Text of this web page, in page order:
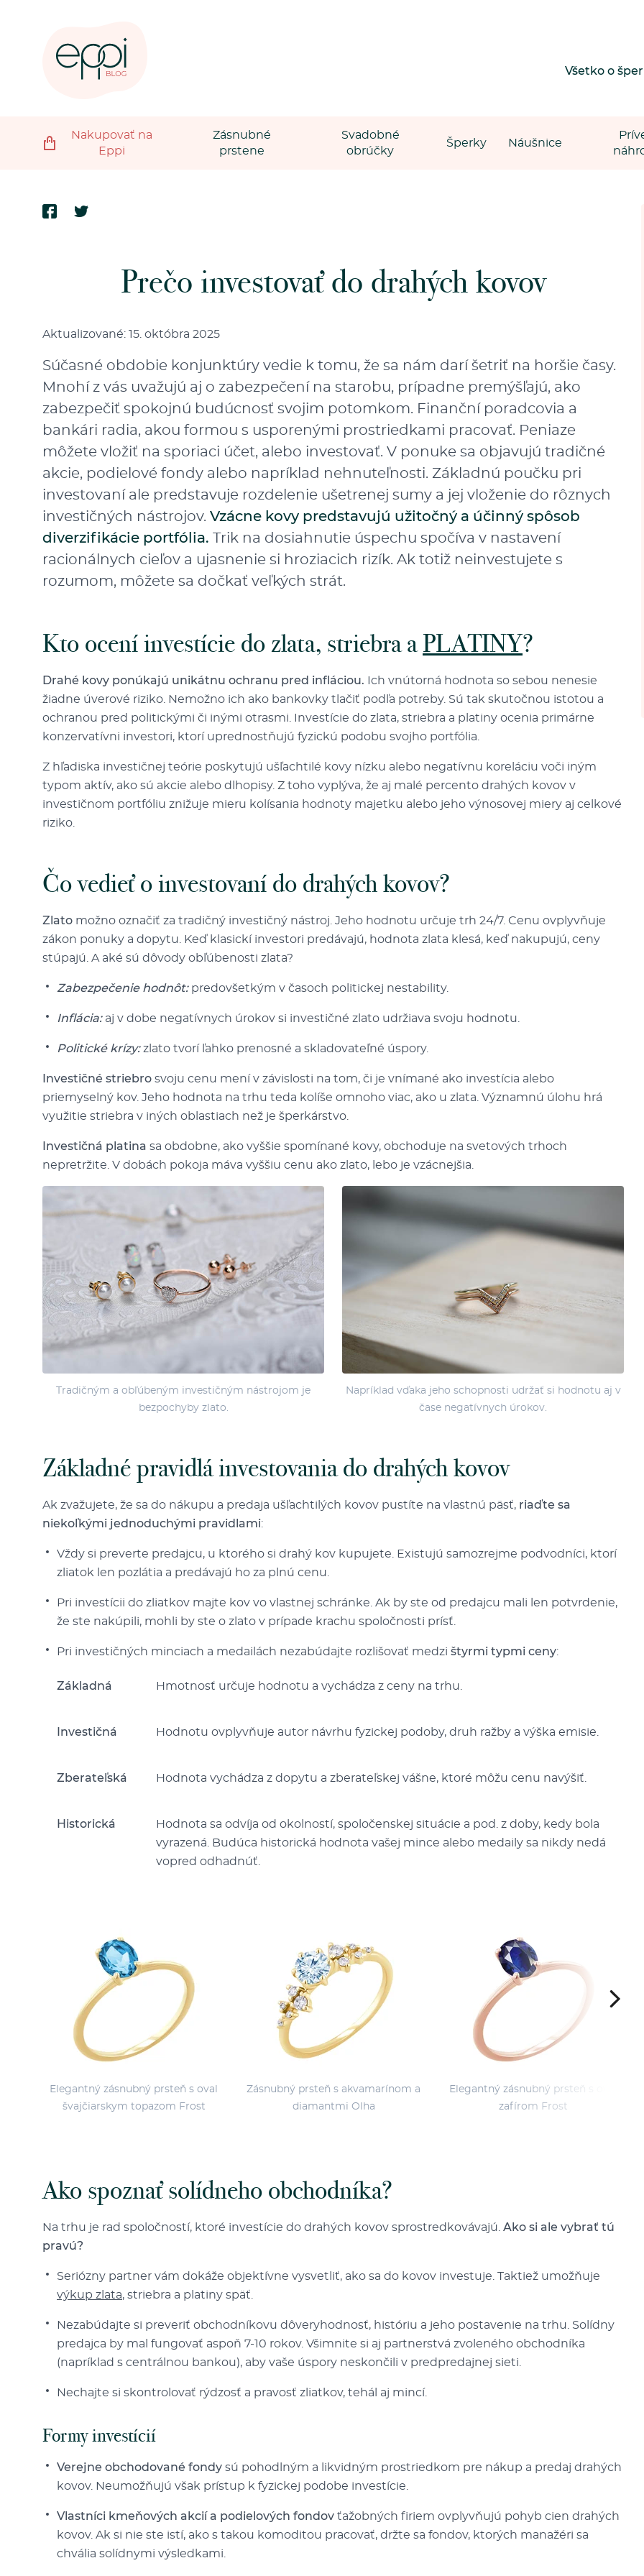
Všetko o
Nakupovať na
Eppi
Zásnubné
prstene
Svadobné
obrúčky
Šperky Náušnice
Prečo investovať do drahých kovov
Aktualizované: 15. októbra 2025
Súčasné obdobie konjunktúry vedie k tomu, že sa nám darí šetriť na horšie časy.
Mnohí z vás uvažujú aj o zabezpečení na starobu, prípadne premýšľajú, ako
zabezpečiť spokojnú budúcnosť svojim potomkom. Finanční poradcovia a
bankári radia, akou formou s usporenými prostriedkami pracovať. Peniaze
môžete vložiť na sporiaci účet, alebo investovať. V ponuke sa objavujú tradičné
akcie, podielové fondy alebo napríklad nehnuteľnosti. Základnú poučku pri
investovaní ale predstavuje rozdelenie ušetrenej sumy a jej vloženie do rôznych
investičných nástrojov. Vzácne kovy predstavujú užitočný a účinný spôsob
diverzifikácie portfólia. Trik na dosiahnutie úspechu spočíva v nastavení
racionálnych cieľov a ujasnenie si hroziacich rizík. Ak totiž neinvestujete s
rozumom, môžete sa dočkať veľkých strát.
Kto ocení investície do zlata, striebra aPLATINY?
Drahé kovy ponúkajú unikátnu ochranu pred infláciou. Ich vnútorná hodnota so sebou nenesie
žiadne úverové riziko. Nemožno ich ako bankovky tlačiť podľa potreby. Sú tak skutočnou istotou a
ochranou pred politickými či inými otrasmi. Investície do zlata, striebra a platiny ocenia primárne
konzervatívni investori, ktorí uprednostňujú fyzickú podobu svojho portfólia.
Z hľadiska investičnej teórie poskytujú ušľachtilé kovy nízku alebo negatívnu koreláciu voči iným
typom aktív, ako sú akcie alebo dlhopisy. Z toho vyplýva, že aj malé percento drahých kovov v
investičnom portfóliu znižuje mieru kolísania hodnoty majetku alebo jeho výnosovej miery aj celkové
riziko.
Čo vedieť o investovaní do drahých kovov?
Zlato možno označiť za tradičný investičný nástroj. Jeho hodnotu určuje trh 24/7. Cenu ovplyvňuje
zákon ponuky a dopytu. Keď klasickí investori predávajú, hodnota zlata klesá, keď nakupujú, ceny
stúpajú. A aké sú dôvody obľúbenosti zlata?
Zabezpečenie hodnôt:predovšetkým v časoch politickej nestability.
Inflácia:aj v dobe negatívnych úrokov si investičné zlato udržiava svoju hodnotu.
Politické krízy:zlato tvorí ľahko prenosné a skladovateľné úspory.
Investičné striebro svoju cenu mení v závislosti na tom, či je vnímané ako investícia alebo
priemyselný kov. Jeho hodnota na trhu teda kolíše omnoho viac, ako u zlata. Významnú úlohu hrá
využitie striebra v iných oblastiach než je šperkárstvo.
Investičná platina sa obdobne, ako vyššie spomínané kovy, obchoduje na svetových trhoch
nepretržite. V dobách pokoja máva vyššiu cenu ako zlato, lebo je vzácnejšia.
Tradičným a obľúbeným investičným nástrojom je
bezpochyby zlato.
Napríklad vďaka jeho schopnosti udržať si hodnotu aj v
čase negatívnych úrokov.
Základné pravidlá investovania do drahých kovov
Ak zvažujete, že sa do nákupu a predaja ušľachtilých kovov pustíte na vlastnú päsť, riaďte sa
niekoľkými jednoduchými pravidlami:
Vždy si preverte predajcu, u ktorého si drahý kov kupujete. Existujú samozrejme podvodníci, ktorí
zliatok len pozlátia a predávajú ho za plnú cenu.
Pri investícii do zliatkov majte kov vo vlastnej schránke. Ak by ste od predajcu mali len potvrdenie,
že ste nakúpili, mohli by ste o zlato v prípade krachu spoločnosti prísť.
Pri investičných minciach a medailách nezabúdajte rozlišovať medzi štyrmi typmi ceny:
Základná Hmotnosť určuje hodnotu a vychádza z ceny na trhu.
Investičná Hodnotu ovplyvňuje autor návrhu fyzickej podoby, druh ražby a výška emisie.
Zberateľská Hodnota vychádza z dopytu a zberateľskej vášne, ktoré môžu cenu navýšiť.
Historická
Hodnota sa odvíja od okolností, spoločenskej situácie a pod. z doby, kedy bola
vyrazená. Budúca historická hodnota vašej mince alebo medaily sa nikdy nedá
vopred odhadnúť.
Elegantný zásnubný prsteň s oval
švajčiarskym topazom Frost
Zásnubný prsteň s akvamarínom a
diamantmi Olha
Elegantný zásnubný prsteň s oval
zafírom Frost
Ako spoznať solídneho obchodníka?
Na trhu je rad spoločností, ktoré investície do drahých kovov sprostredkovávajú. Ako si ale vybrať tú
pravú?
Seriózny partner vám dokáže objektívne vysvetliť, ako sa do kovov investuje. Taktiež umožňuje
výkup zlata, striebra a platiny späť.
Nezabúdajte si preveriť obchodníkovu dôveryhodnosť, históriu a jeho postavenie na trhu. Solídny
predajca by mal fungovať aspoň 7-10 rokov. Všimnite si aj partnerstvá zvoleného obchodníka
(napríklad s centrálnou bankou), aby vaše úspory neskončili v predpredajnej sieti.
Nechajte si skontrolovať rýdzosť a pravosť zliatkov, tehál aj mincí.
Formy investícií
Verejne obchodované fondy sú pohodlným a likvidným prostriedkom pre nákup a predaj drahých
kovov. Neumožňujú však prístup k fyzickej podobe investície.
Vlastníci kmeňových akcií a podielových fondov ťažobných firiem ovplyvňujú pohyb cien drahých
kovov. Ak si nie ste istí, ako s takou komoditou pracovať, držte sa fondov, ktorých manažéri sa
chvália solídnymi výsledkami.